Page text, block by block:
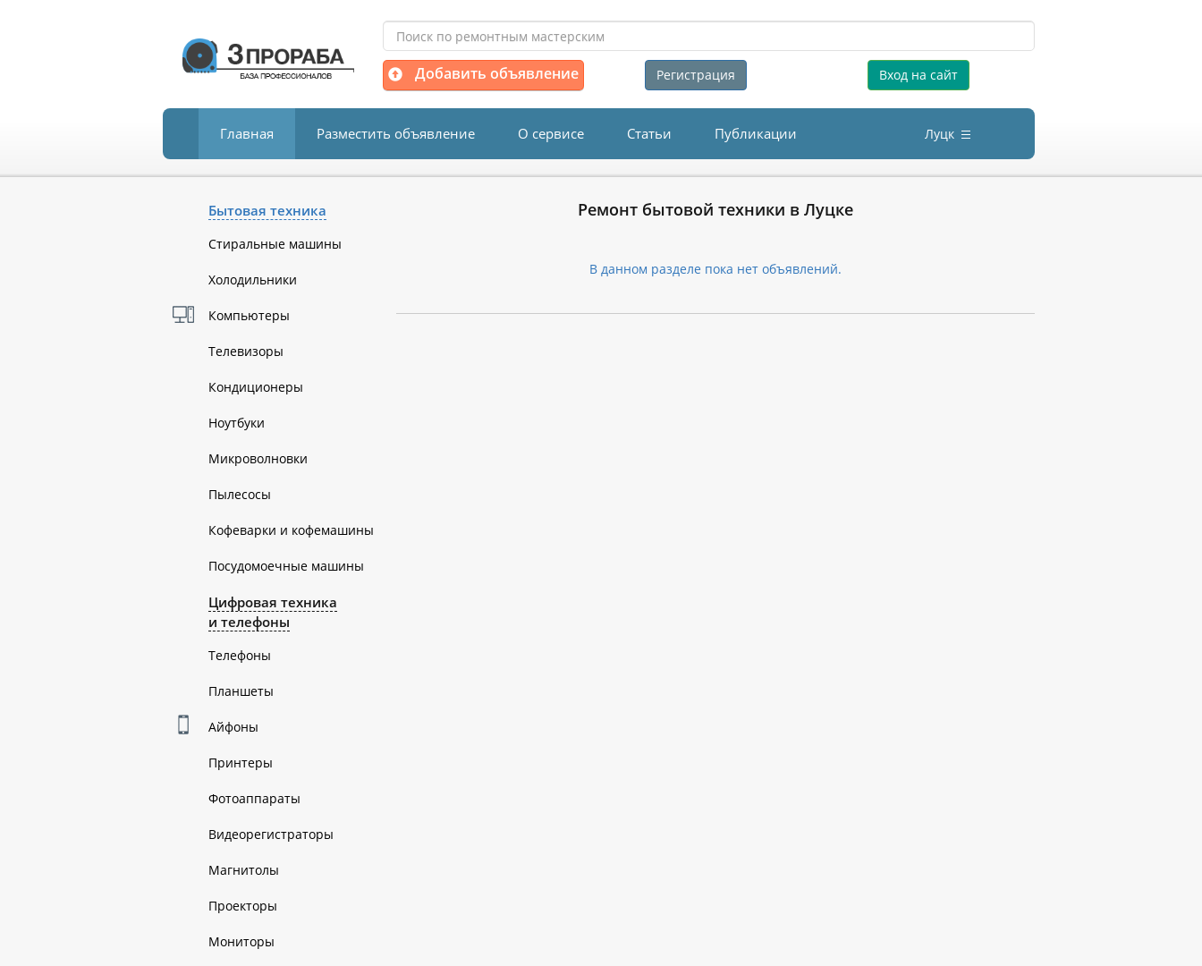
Добавить объявление Регистрация Вход на сайт
Главная Разместить объявление О сервисе Статьи Публикации Луцк
Бытовая техника
Стиральные машины
Холодильники
Компьютеры
Телевизоры
Кондиционеры
Ноутбуки
Микроволновки
Пылесосы
Кофеварки и кофемашины
Посудомоечные машины
Цифровая техника
и телефоны
Телефоны
Планшеты
Айфоны
Принтеры
Фотоаппараты
Видеорегистраторы
Магнитолы
Проекторы
Мониторы
Ремонт бытовой техники в Луцке
В данном разделе пока нет объявлений.